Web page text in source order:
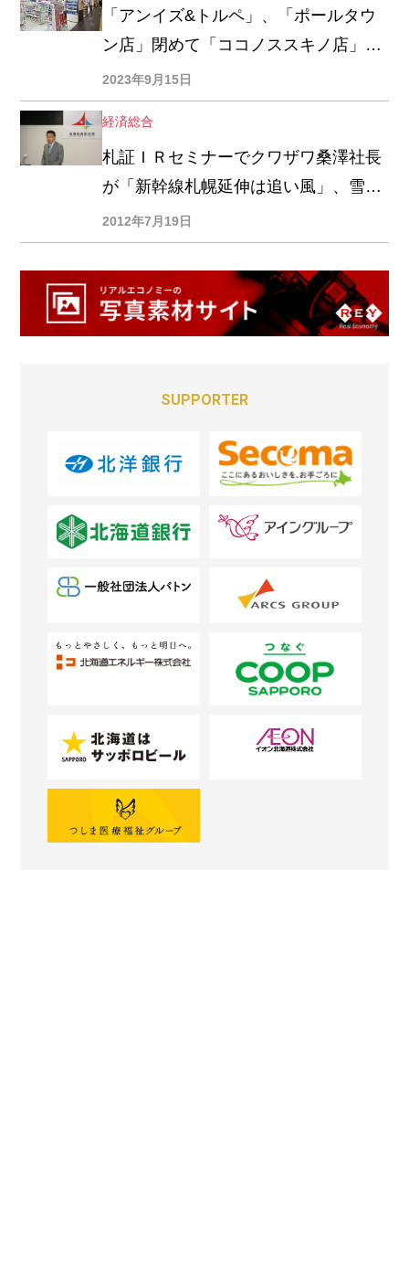
「アンイズ&トルペ」、「ポールタウ
ン店」閉めて「ココノススキノ店」開
ける
2023年9月15日
経済総合
札証ＩＲセミナーでクワザワ桑澤社長
が「新幹線札幌延伸は追い風」、雪印
メグミルク世古取締役「大樹工場さけ
るチーズ新ライン今月稼動」を明らか
に
2012年7月19日
SUPPORTER